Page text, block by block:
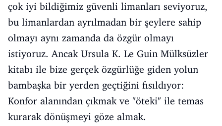
çok iyi bildiğimiz güvenli limanları seviyoruz,
bu limanlardan ayrılmadan bir şeylere sahip
olmayı aynı zamanda da özgür olmayı
istiyoruz. Ancak Ursula K. Le Guin Mülksüzler
kitabı ile bize gerçek özgürlüğe giden yolun
bambaşka bir yerden geçtiğini fısıldıyor:
Konfor alanından çıkmak ve "öteki" ile temas
kurarak dönüşmeyi göze almak.